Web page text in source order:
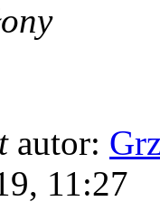
autor:
11:27